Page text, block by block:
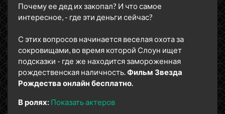
Почему ее дед их закопал? И что самое
интересное, - где эти деньги сейчас?
С этих вопросов начинается веселая охота за
сокровищами, во время которой Слоун ищет
подсказки - где же находится замороженная
рождественская наличность.Фильм Звезда
Рождества онлайн бесплатно.
В ролях: Показать актеров